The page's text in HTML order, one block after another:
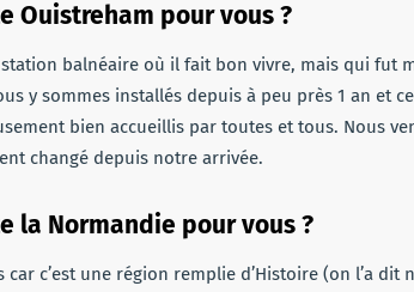
Ouistreham pour vous ?
balnéaire où il fait bon vivre, mais qui fut
y sommes installés depuis à peu près 1 an et
bien accueillis par toutes et tous. Nous
changé depuis notre arrivée.
la Normandie pour vous ?
car c’est une région remplie d’Histoire (on l’a